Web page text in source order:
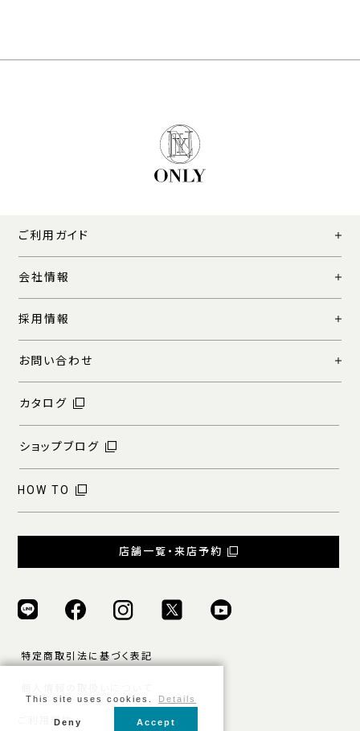
ご利用ガイド
会社情報
採用情報
お問い合わせ
カタログ
ショップブログ
HOW TO
店舗一覧・来店予約
特定商取引法に基づく表記
ご利用規約
This site uses cookies. Details
Deny Accept